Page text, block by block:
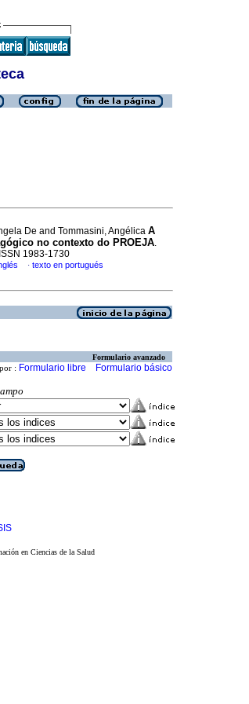
De and Tommasini, Angélica A
no contexto do PROEJA.
1983-1730
· texto en portugués
Formulario avanzado
: Formulario libre Formulario básico
en Ciencias de la Salud